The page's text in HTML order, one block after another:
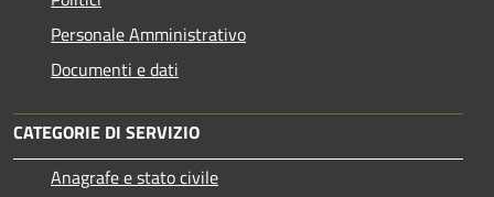
Personale Amministrativo
Documenti e dati
CATEGORIE DI SERVIZIO
Anagrafe e stato civile